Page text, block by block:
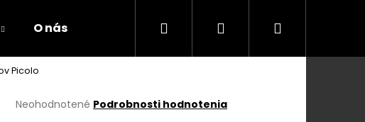
O nás Blog a videá Kontakty
Hľadať PrihlásenieNákupný
Picolo
Priemerné
Neohodnotené Podrobnosti hodnotenia